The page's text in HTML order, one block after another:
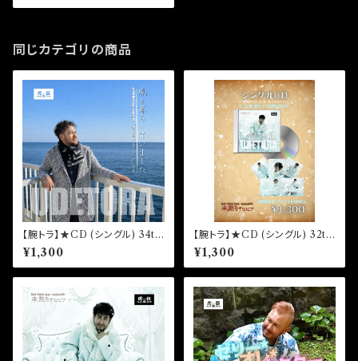
同じカテゴリの商品
【腕トラ】★CD (シングル) 34th
「風と暮らしていました」(初回限
定盤)
¥1,300
【腕トラ】★CD (シングル) 32th
「未熟なままに」(初回限定盤)
¥1,300